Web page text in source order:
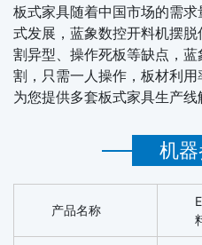
板式家具随着中国市场的需
式发展，蓝象数控开料机摆
割异型、操作死板等缺点，
割，只需一人操作，板材利
为您提供多套板式家具生产线
机
产品名称